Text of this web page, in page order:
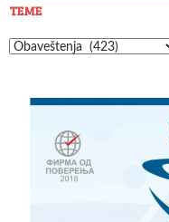
TEME
Teme